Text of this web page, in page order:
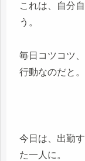
これは、自分
う。
毎日コツコツ
行動なのだと。
今日は、出勤
た一人に。